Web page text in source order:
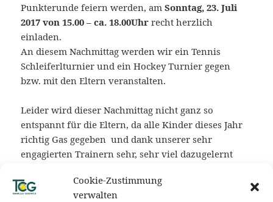
Cookie-Zustimmung
verwalten
Punkterunde feiern werden, amSonntag, 23. Juli
2017 von 15.00 – ca. 18.00Uhrrecht herzlich
einladen.
An diesem Nachmittag werden wir ein Tennis
Schleiferlturnier und ein Hockey Turnier gegen
bzw. mit den Eltern veranstalten.
Leider wird dieser Nachmittag nicht ganz so
entspannt für die Eltern, da alle Kinder dieses Jahr
richtig Gas gegeben und dank unserer sehr
engagierten Trainern sehr, sehr viel dazugelernt
stellen werden.